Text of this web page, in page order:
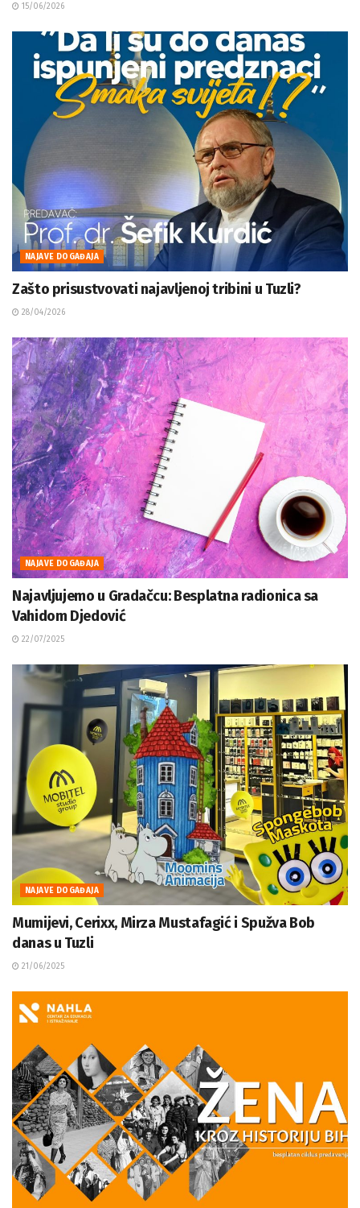
15/06/2026
NAJAVE DOGAĐAJA
Zašto prisustvovati najavljenoj tribini u Tuzli?
28/04/2026
NAJAVE DOGAĐAJA
Najavljujemo u Gradačcu: Besplatna radionica sa
Vahidom Djedović
22/07/2025
NAJAVE DOGAĐAJA
Mumijevi, Cerixx, Mirza Mustafagić i Spužva Bob
danas u Tuzli
21/06/2025